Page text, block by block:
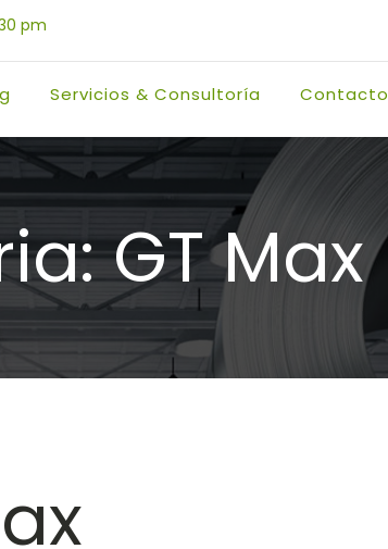
pm
Servicios & Consultoría Contacto
GT Max